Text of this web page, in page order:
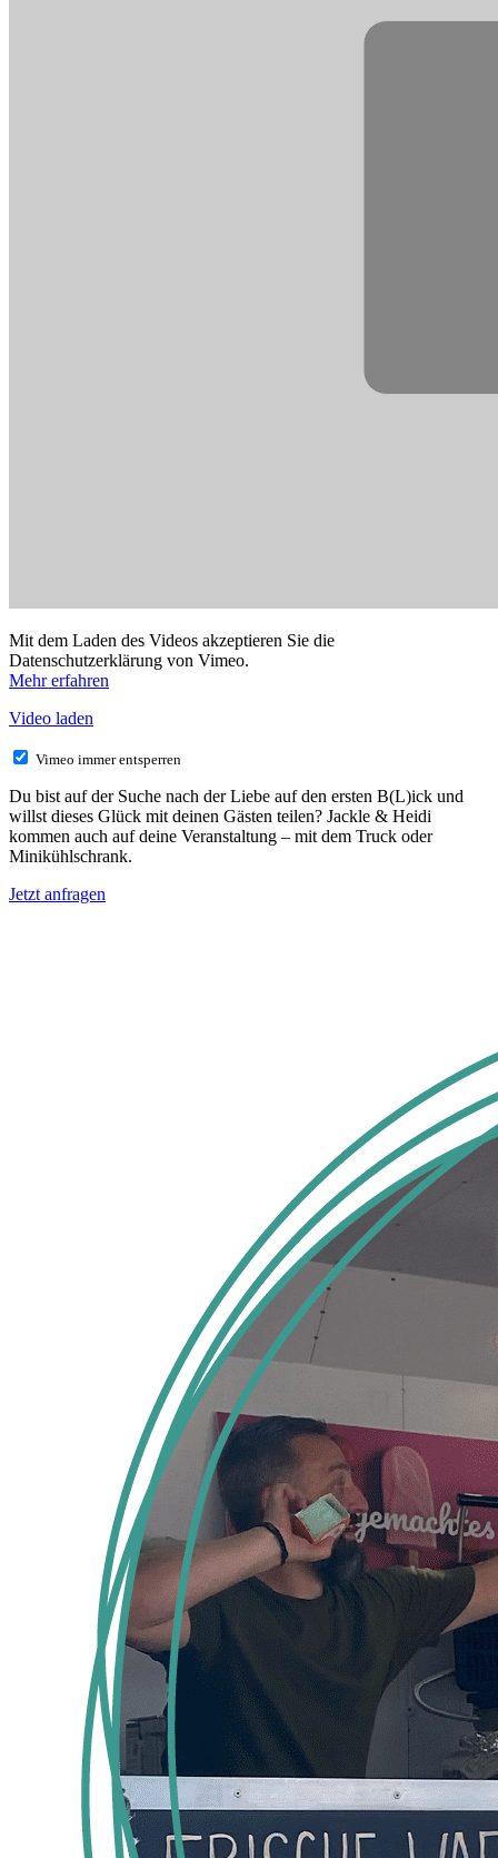
Mit dem Laden des Videos akzeptieren Sie die
Datenschutzerklärung von Vimeo.
Mehr erfahren
Video laden
Vimeo immer entsperren
Du bist auf der Suche nach der Liebe auf den ersten B(L)ick und
willst dieses Glück mit deinen Gästen teilen? Jackle & Heidi
kommen auch auf deine Veranstaltung – mit dem Truck oder
Minikühlschrank.
Jetzt anfragen